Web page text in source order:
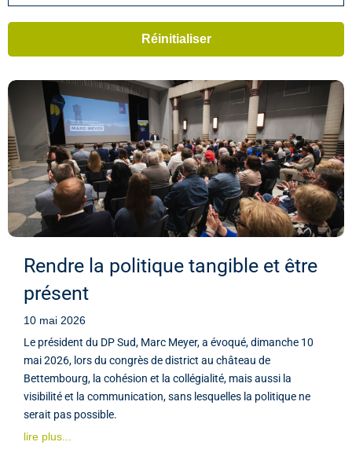
Rendre la politique tangible et être
présent
10 mai 2026
Le président du DP Sud, Marc Meyer, a évoqué, dimanche 10
mai 2026, lors du congrès de district au château de
Bettembourg, la cohésion et la collégialité, mais aussi la
visibilité et la communication, sans lesquelles la politique ne
serait pas possible.
lire plus...